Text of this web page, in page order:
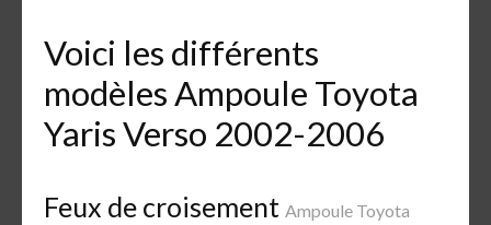
Voici les différents
modèles Ampoule Toyota
Yaris Verso 2002-2006
Feux de croisement Ampoule Toyota